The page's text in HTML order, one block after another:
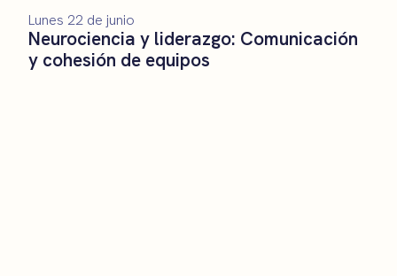
Neurociencia y liderazgo: Comunicación
y cohesión de equipos
Lunes 22 de junio